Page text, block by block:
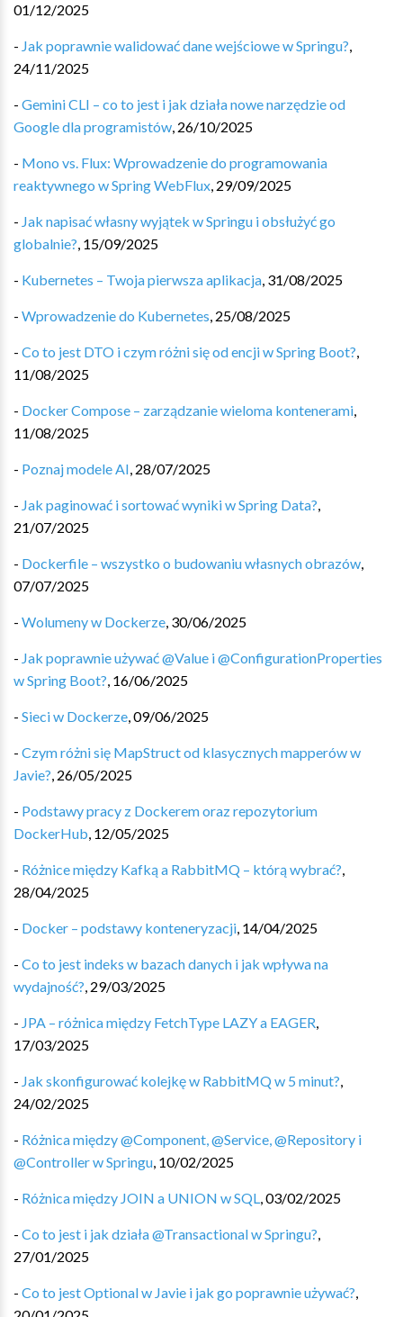
01/12/2025
- Jak poprawnie walidować dane wejściowe w Springu?,
24/11/2025
- Gemini CLI – co to jest i jak działa nowe narzędzie od
Google dla programistów, 26/10/2025
- Mono vs. Flux: Wprowadzenie do programowania
reaktywnego w Spring WebFlux, 29/09/2025
- Jak napisać własny wyjątek w Springu i obsłużyć go
globalnie?, 15/09/2025
- Kubernetes – Twoja pierwsza aplikacja, 31/08/2025
- Wprowadzenie do Kubernetes, 25/08/2025
- Co to jest DTO i czym różni się od encji w Spring Boot?,
11/08/2025
- Docker Compose – zarządzanie wieloma kontenerami,
11/08/2025
- Poznaj modele AI, 28/07/2025
- Jak paginować i sortować wyniki w Spring Data?,
21/07/2025
- Dockerfile – wszystko o budowaniu własnych obrazów,
07/07/2025
- Wolumeny w Dockerze, 30/06/2025
- Jak poprawnie używać @Value i @ConfigurationProperties
w Spring Boot?, 16/06/2025
- Sieci w Dockerze,09/06/2025
- Czym różni się MapStruct od klasycznych mapperów w
Javie?, 26/05/2025
- Podstawy pracy z Dockerem oraz repozytorium
DockerHub, 12/05/2025
- Różnice między Kafką a RabbitMQ – którą wybrać?,
28/04/2025
- Docker – podstawy konteneryzacji, 14/04/2025
- Co to jest indeks w bazach danych i jak wpływa na
wydajność?, 29/03/2025
- JPA – różnica między FetchType LAZY a EAGER,
17/03/2025
- Jak skonfigurować kolejkę w RabbitMQ w 5 minut?,
24/02/2025
- Różnica między @Component, @Service, @Repository i
@Controller w Springu, 10/02/2025
- Różnica między JOIN a UNION w SQL,03/02/2025
- Co to jest i jak działa @Transactional w Springu?,
27/01/2025
- Co to jest Optional w Javie i jak go poprawnie używać?,